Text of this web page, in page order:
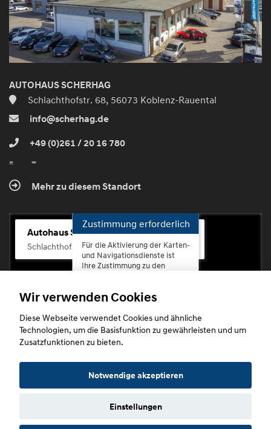
AUTOHAUS SCHERHAG
Schlachthofstr. 68, 56073 Koblenz-Rauental
info@scherhag.de
+49 (0)261 / 20 16 780
Mehr zu diesem Standort
Autohaus Scherhag
Schlachthofstr. 68, 56073 Koblenz-Rauental
Zustimmung erforderlich
Für die Aktivierung der Karten-
und Navigationsdienste ist
Ihre Zustimmung zu den
erforderlich.
Zustimmen
Copyright © 2026. Autohaus Scherhag
Wir verwenden Cookies
Diese Webseite verwendet Cookies und ähnliche
Technologien, um die Basisfunktion zu gewährleisten und um
Zusatzfunktionen zu bieten.
Notwendige akzeptieren
Einstellungen